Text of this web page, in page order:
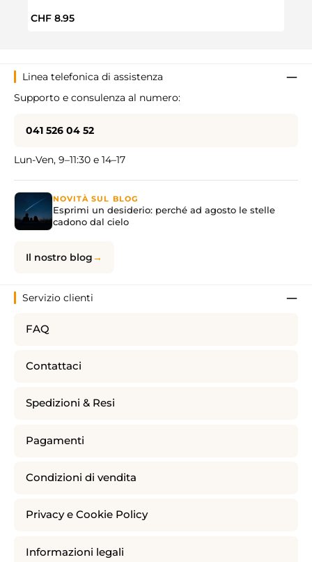
Prezzo normale:
CHF 8.95
Linea telefonica di assistenza
Supporto e consulenza al numero:
041 526 04 52
Lun-Ven, 9–11:30 e 14–17
NOVITÀ SUL BLOG
Esprimi un desiderio: perché ad agosto le stelle
cadono dal cielo
Il nostro blog
Servizio clienti
FAQ
Contattaci
Spedizioni & Resi
Pagamenti
Condizioni di vendita
Privacy e Cookie Policy
Informazioni legali